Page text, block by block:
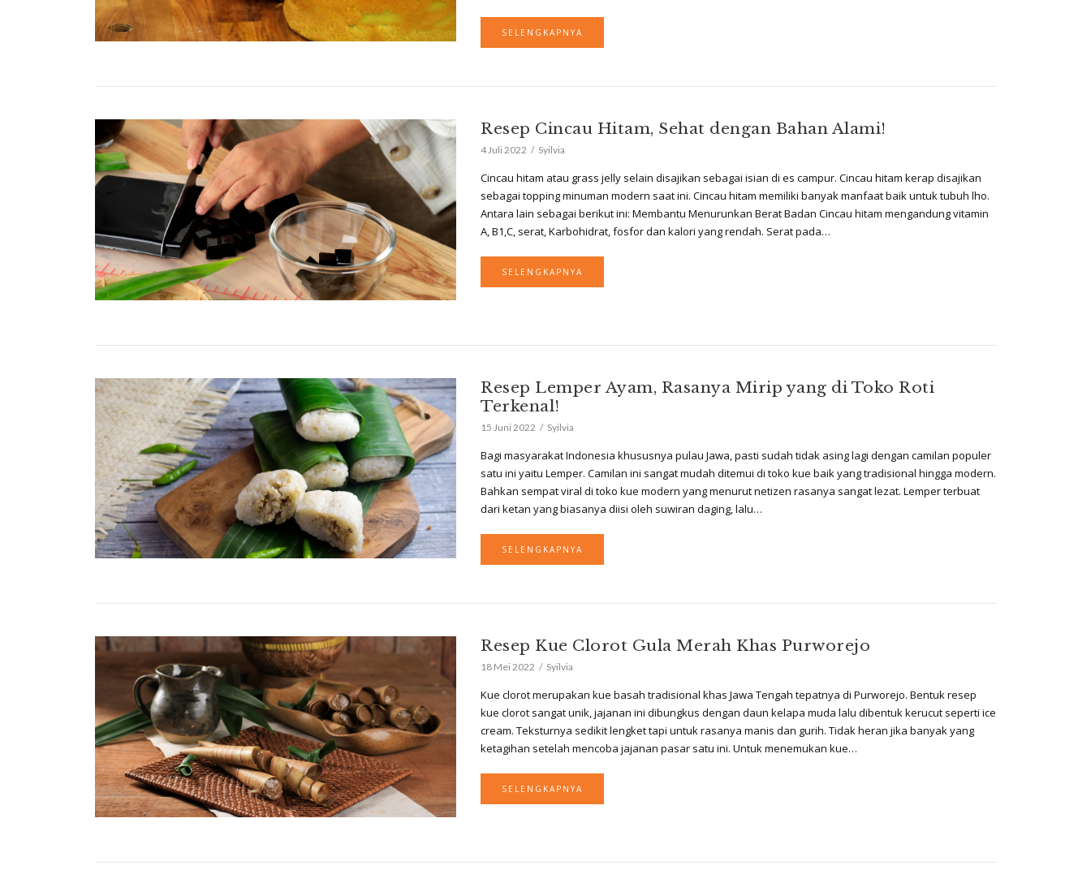
SELENGKAPNYA
Resep Cincau Hitam, Sehat dengan Bahan Alami!
4 Juli 2022 Syilvia
Cincau hitam atau grass jelly selain disajikan sebagai isian di es campur. Cincau hitam kerap disajikan
sebagai topping minuman modern saat ini. Cincau hitam memiliki banyak manfaat baik untuk tubuh lho.
Antara lain sebagai berikut ini: Membantu Menurunkan Berat Badan Cincau hitam mengandung vitamin
A, B1,C, serat, Karbohidrat, fosfor dan kalori yang rendah. Serat pada…
SELENGKAPNYA
Resep Lemper Ayam, Rasanya Mirip yang di Toko Roti
Terkenal!
15 Juni 2022 Syilvia
Bagi masyarakat Indonesia khususnya pulau Jawa, pasti sudah tidak asing lagi dengan camilan populer
satu ini yaitu Lemper. Camilan ini sangat mudah ditemui di toko kue baik yang tradisional hingga modern.
Bahkan sempat viral di toko kue modern yang menurut netizen rasanya sangat lezat. Lemper terbuat
dari ketan yang biasanya diisi oleh suwiran daging, lalu…
SELENGKAPNYA
Resep Kue Clorot Gula Merah Khas Purworejo
18 Mei 2022 Syilvia
Kue clorot merupakan kue basah tradisional khas Jawa Tengah tepatnya di Purworejo. Bentuk resep
kue clorot sangat unik, jajanan ini dibungkus dengan daun kelapa muda lalu dibentuk kerucut seperti ice
cream. Teksturnya sedikit lengket tapi untuk rasanya manis dan gurih. Tidak heran jika banyak yang
ketagihan setelah mencoba jajanan pasar satu ini. Untuk menemukan kue…
SELENGKAPNYA